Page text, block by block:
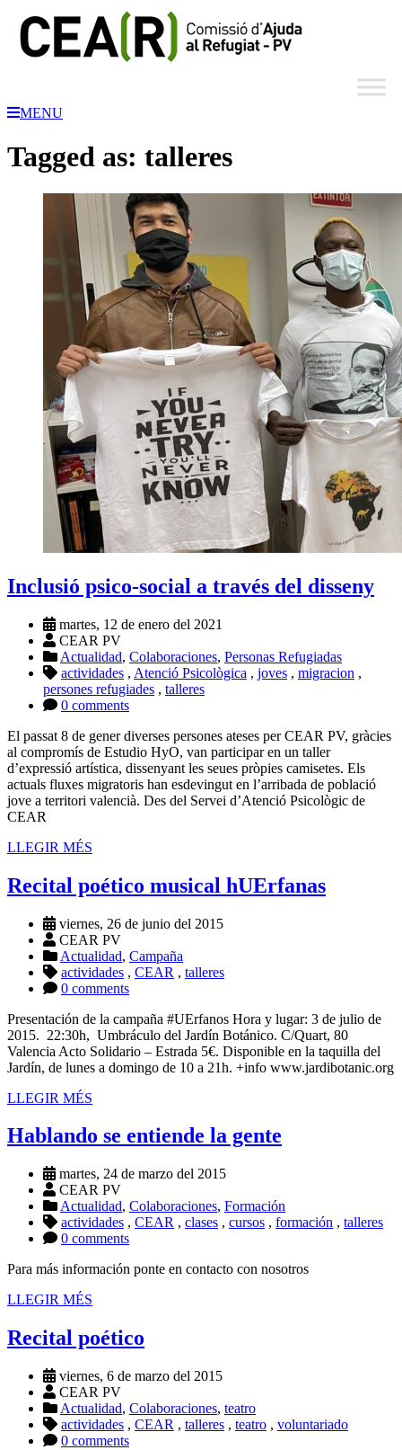
MENU
Tagged as: talleres
Inclusió psico-social a través del disseny
martes, 12 de enero del 2021
CEAR PV
Actualidad, Colaboraciones, Personas Refugiadas
actividades , Atenció Psicològica , joves , migracion ,
persones refugiades , talleres
0 comments
El passat 8 de gener diverses persones ateses per CEAR PV, gràcies
al compromís de Estudio HyO, van participar en un taller
d’expressió artística, dissenyant les seues pròpies camisetes. Els
actuals fluxes migratoris han esdevingut en l’arribada de població
jove a territori valencià. Des del Servei d’Atenció Psicològic de
CEAR
LLEGIR MÉS
Recital poético musical hUErfanas
viernes, 26 de junio del 2015
CEAR PV
Actualidad, Campaña
actividades , CEAR , talleres
0 comments
Presentación de la campaña #UErfanos Hora y lugar: 3 de julio de
2015. 22:30h, Umbráculo del Jardín Botánico. C/Quart, 80
Valencia Acto Solidario – Estrada 5€. Disponible en la taquilla del
Jardín, de lunes a domingo de 10 a 21h. +info www.jardibotanic.org
LLEGIR MÉS
Hablando se entiende la gente
martes, 24 de marzo del 2015
CEAR PV
Actualidad, Colaboraciones, Formación
actividades , CEAR , clases , cursos , formación , talleres
0 comments
Para más información ponte en contacto con nosotros
LLEGIR MÉS
Recital poético
viernes, 6 de marzo del 2015
CEAR PV
Actualidad, Colaboraciones, teatro
actividades , CEAR , talleres , teatro , voluntariado
0 comments